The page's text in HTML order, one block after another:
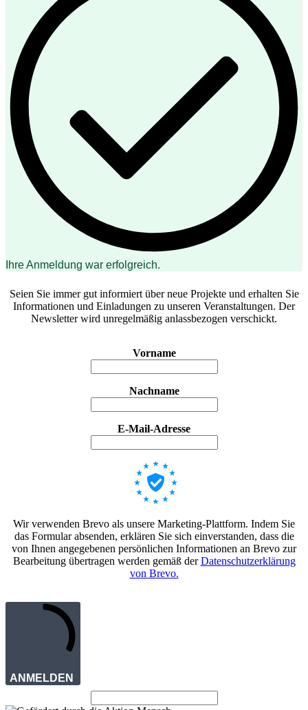
Ihre Anmeldung war erfolgreich.
Seien Sie immer gut informiert über neue Projekte und erhalten Sie
Informationen und Einladungen zu unseren Veranstaltungen. Der
Newsletter wird unregelmäßig anlassbezogen verschickt.
Vorname
Nachname
E-Mail-Adresse
Wir verwenden Brevo als unsere Marketing-Plattform. Indem Sie
das Formular absenden, erklären Sie sich einverstanden, dass die
von Ihnen angegebenen persönlichen Informationen an Brevo zur
Bearbeitung übertragen werden gemäß derDatenschutzerklärung
von Brevo.
ANMELDEN